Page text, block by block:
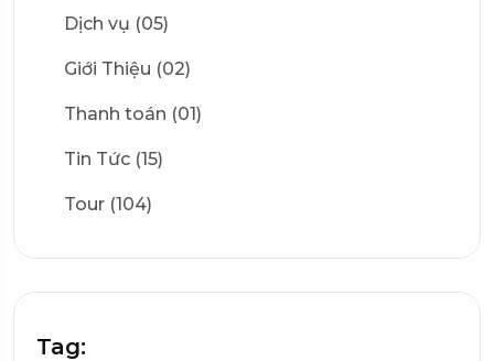
Dịch vụ (05)
Giới Thiệu (02)
Thanh toán (01)
Tin Tức (15)
Tour (104)
Tag: